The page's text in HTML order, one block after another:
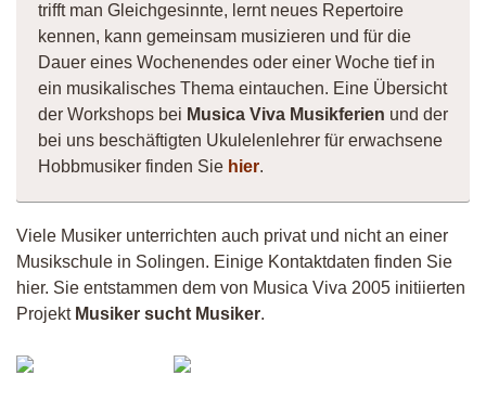
trifft man Gleichgesinnte, lernt neues Repertoire
kennen, kann gemeinsam musizieren und für die
Dauer eines Wochenendes oder einer Woche tief in
ein musikalisches Thema eintauchen. Eine Übersicht
der Workshops bei Musica Viva Musikferien und der
bei uns beschäftigten Ukulelenlehrer für erwachsene
Hobbmusiker finden Sie hier.
Viele Musiker unterrichten auch privat und nicht an einer
Musikschule in Solingen. Einige Kontaktdaten finden Sie
hier. Sie entstammen dem von Musica Viva 2005 initiierten
Projekt Musiker sucht Musiker.